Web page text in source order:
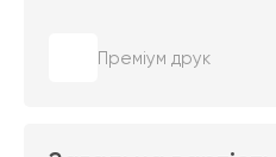
Преміум друк